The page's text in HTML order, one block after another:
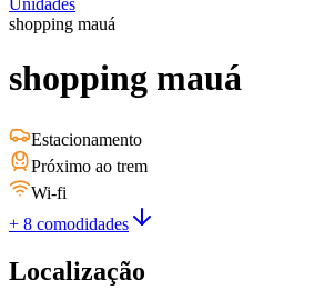
Unidades
shopping mauá
shopping mauá
Estacionamento
Próximo ao trem
Wi-fi
+ 8 comodidades
Localização